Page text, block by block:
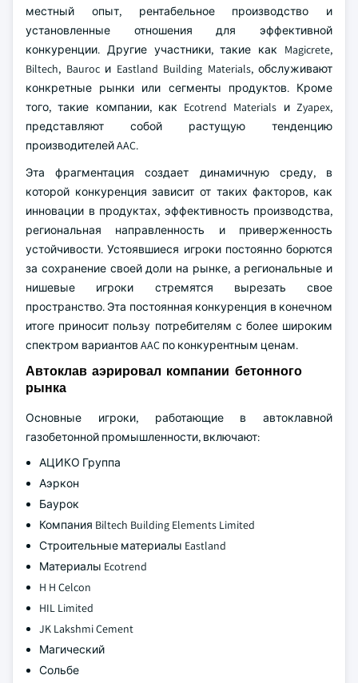
местный опыт, рентабельное производство и
установленные отношения для эффективной
конкуренции. Другие участники, такие как Magicrete,
Biltech, Bauroc и Eastland Building Materials, обслуживают
конкретные рынки или сегменты продуктов. Кроме
того, такие компании, как Ecotrend Materials и Zyapex,
представляют собой растущую тенденцию
производителей AAC.
Эта фрагментация создает динамичную среду, в
которой конкуренция зависит от таких факторов, как
инновации в продуктах, эффективность производства,
региональная направленность и приверженность
устойчивости. Устоявшиеся игроки постоянно борются
за сохранение своей доли на рынке, а региональные и
нишевые игроки стремятся вырезать свое
пространство. Эта постоянная конкуренция в конечном
итоге приносит пользу потребителям с более широким
спектром вариантов AAC по конкурентным ценам.
Автоклав аэрировал компании бетонного
рынка
Основные игроки, работающие в автоклавной
газобетонной промышленности, включают:
АЦИКО Группа
Аэркон
Баурок
Компания Biltech Building Elements Limited
Строительные материалы Eastland
Материалы Ecotrend
H H Celcon
HIL Limited
JK Lakshmi Cement
Магический
Сольбе